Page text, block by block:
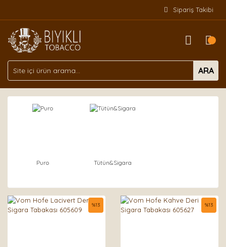
Sipariş Takibi
ARA
Puro Tütün&Sigara
%13 %13